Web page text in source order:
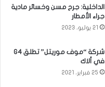
الداخلية: جرح مسن وخسائر مادية
جراء الأمطار
21 يوليو، 2023
شركة “موف موريتل” تطلق G4
في ألاك
25 فبراير، 2021